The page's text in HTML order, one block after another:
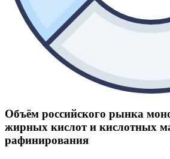
Объём российского рынка
жирных кислот и кислотных
рафинирования